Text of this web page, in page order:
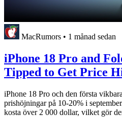
MacRumors • 1 månad sedan
iPhone 18 Pro and
Tipped to Get Price
iPhone 18 Pro och den första
prishöjningar på 10-20% i
kosta över 2 000 dollar, vilket gör